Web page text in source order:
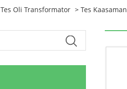
Tes Oli Transformator > Tes Kaasaman